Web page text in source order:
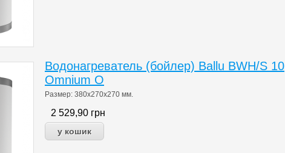
Водонагреватель (бойлер) Ballu BWH/S 10
Omnium O
Размер: 380х270х270 мм.
2 529,90 грн